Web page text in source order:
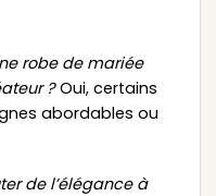
robe de mariée
?Oui, certains
abordables ou
de l’élégance à